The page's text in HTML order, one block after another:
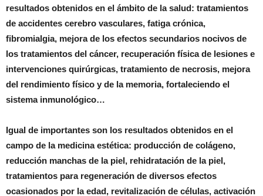
resultados obtenidos en el ámbito de la salud: tratamientos
de accidentes cerebro vasculares, fatiga crónica,
fibromialgia, mejora de los efectos secundarios nocivos de
los tratamientos del cáncer, recuperación física de lesiones e
intervenciones quirúrgicas, tratamiento de necrosis, mejora
del rendimiento físico y de la memoria, fortaleciendo el
sistema inmunológico…
Igual de importantes son los resultados obtenidos en el
campo de la medicina estética: producción de colágeno,
reducción manchas de la piel, rehidratación de la piel,
tratamientos para regeneración de diversos efectos
ocasionados por la edad, revitalización de células, activación